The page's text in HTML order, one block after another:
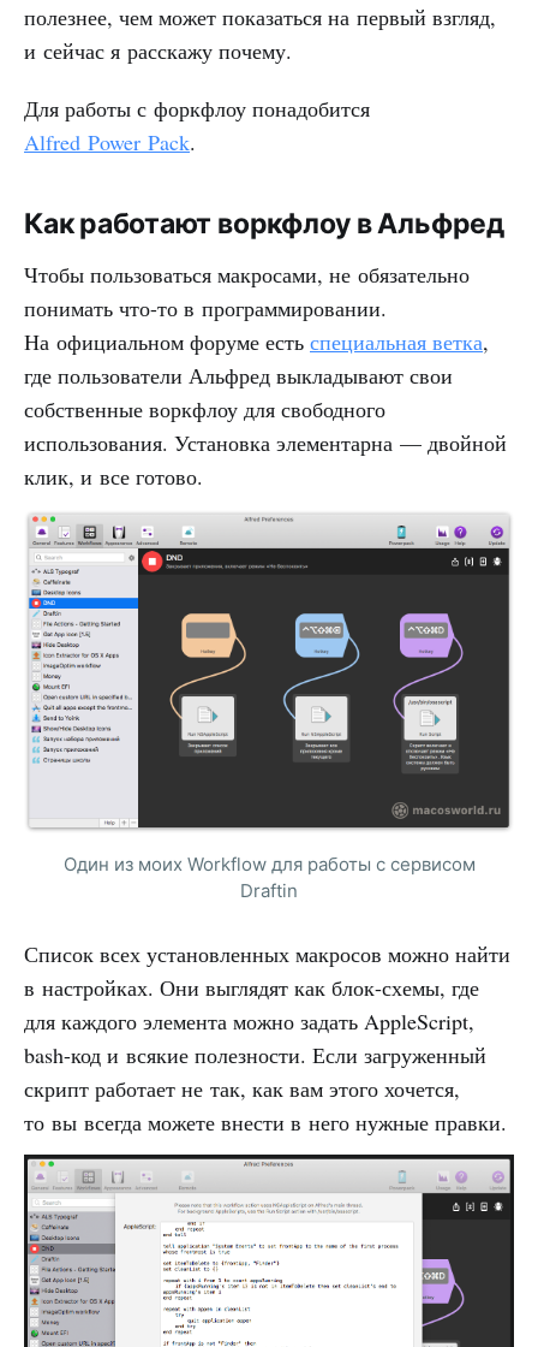
полезнее, чем может показаться на первый взгляд,
и сейчас я расскажу почему.
Для работы с форкфлоу понадобится
Alfred Power Pack.
Как работают воркфлоу в Альфред
Чтобы пользоваться макросами, не обязательно
понимать что-то в программировании.
На официальном форуме есть специальная ветка,
где пользователи Альфред выкладывают свои
собственные воркфлоу для свободного
использования. Установка элементарна — двойной
клик, и все готово.
Один из моих Workflow для работы с сервисом
Draftin
Список всех установленных макросов можно найти
в настройках. Они выглядят как блок-схемы, где
для каждого элемента можно задать AppleScript,
bash-код и всякие полезности. Если загруженный
скрипт работает не так, как вам этого хочется,
то вы всегда можете внести в него нужные правки.